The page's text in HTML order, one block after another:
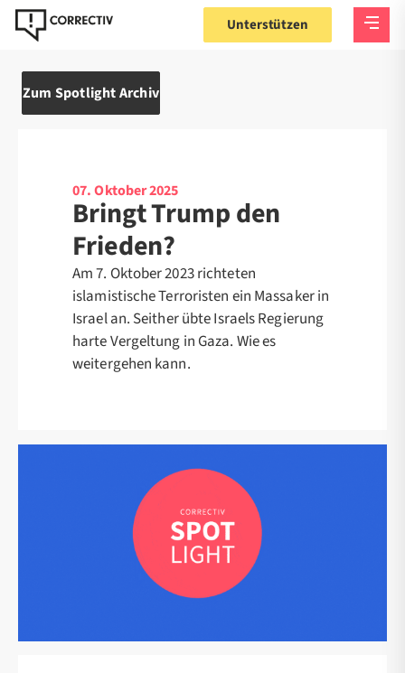
Unterstützen
Zum Spotlight Archiv
07. Oktober 2025
Bringt Trump den
Frieden?
Am 7. Oktober 2023 richteten
islamistische Terroristen ein Massaker in
Israel an. Seither übte Israels Regierung
harte Vergeltung in Gaza. Wie es
weitergehen kann.